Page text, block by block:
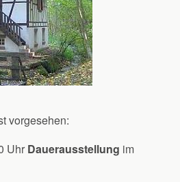
vorgesehen:
Uhr Dauerausstellung im